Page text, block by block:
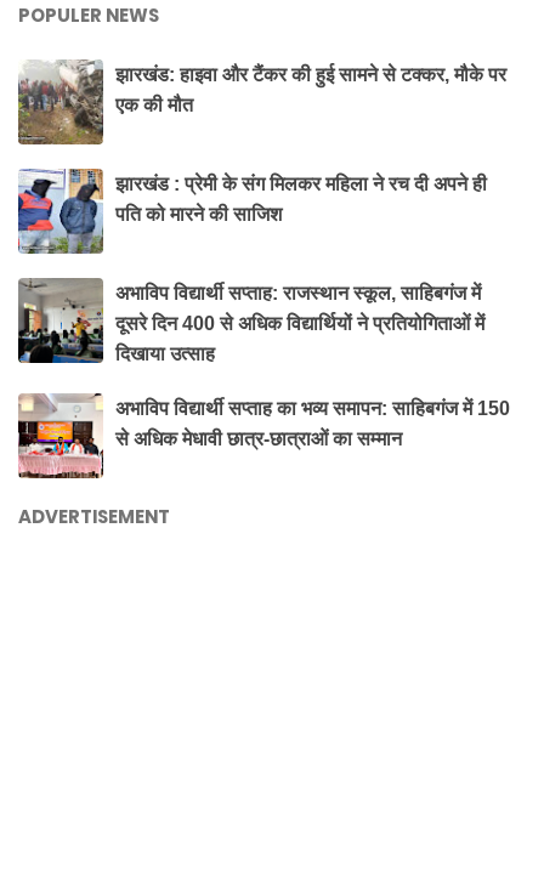
POPULER NEWS
झारखंड: हाइवा और टैंकर की हुई सामने से टक्कर, मौके पर
एक की मौत
झारखंड : प्रेमी के संग मिलकर महिला ने रच दी अपने ही
पति को मारने की साजिश
अभाविप विद्यार्थी सप्ताह: राजस्थान स्कूल, साहिबगंज में
दूसरे दिन 400 से अधिक विद्यार्थियों ने प्रतियोगिताओं में
दिखाया उत्साह
अभाविप विद्यार्थी सप्ताह का भव्य समापन: साहिबगंज में 150
से अधिक मेधावी छात्र-छात्राओं का सम्मान
ADVERTISEMENT